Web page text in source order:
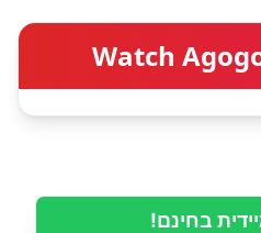
Watch
בחינם!